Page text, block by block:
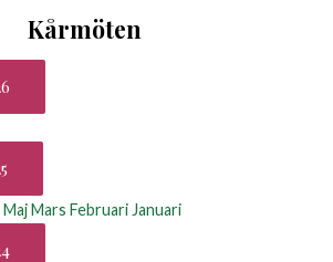
Kårmöten
MajMars Februari Januari